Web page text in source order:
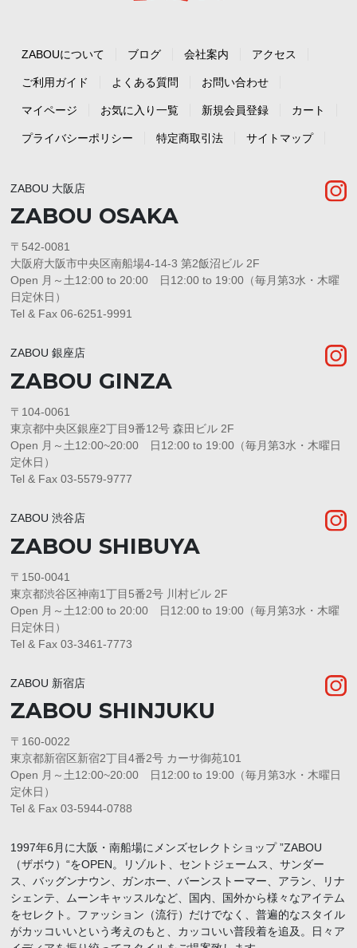
ZABOUについて ブログ 会社案内 アクセス
ご利用ガイド よくある質問 お問い合わせ
マイページ お気に入り一覧 新規会員登録 カート
プライバシーポリシー 特定商取引法 サイトマップ
ZABOU 大阪店
ZABOU OSAKA
〒542-0081
大阪府大阪市中央区南船場4-14-3 第2飯沼ビル 2F
Open 月～土12:00 to 20:00 日12:00 to 19:00（毎月第3水・木曜
日定休日）
Tel & Fax 06-6251-9991
ZABOU 銀座店
ZABOU GINZA
〒104-0061
東京都中央区銀座2丁目9番12号 森田ビル 2F
Open 月～土12:00~20:00 日12:00 to 19:00（毎月第3水・木曜日
定休日）
Tel & Fax 03-5579-9777
ZABOU 渋谷店
ZABOU SHIBUYA
〒150-0041
東京都渋谷区神南1丁目5番2号 川村ビル 2F
Open 月～土12:00 to 20:00 日12:00 to 19:00（毎月第3水・木曜
日定休日）
Tel & Fax 03-3461-7773
ZABOU 新宿店
ZABOU SHINJUKU
〒160-0022
東京都新宿区新宿2丁目4番2号 カーサ御苑101
Open 月～土12:00~20:00 日12:00 to 19:00（毎月第3水・木曜日
定休日）
Tel & Fax 03-5944-0788
1997年6月に大阪・南船場にメンズセレクトショップ ”ZABOU
（ザボウ）“をOPEN。リゾルト、セントジェームス、サンダー
ス、バッグンナウン、ガンホー、バーンストーマー、アラン、リナ
シェンテ、ムーンキャッスルなど、国内、国外から様々なアイテム
をセレクト。ファッション（流行）だけでなく、普遍的なスタイル
がカッコいいという考えのもと、カッコいい普段着を追及。日々ア